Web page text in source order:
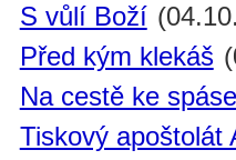
S vůlí Boží
Před kým klekáš
Na cestě ke spáse
Tiskový apoštolát